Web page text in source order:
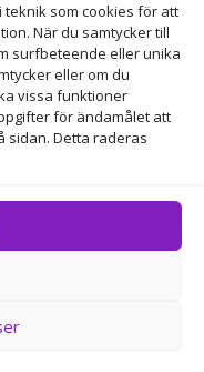
som cookies för att
När du samtycker till
surfbeteende eller unika
eller om du
vissa funktioner
för ändamålet att
sidan. Detta raderas
rättigheter